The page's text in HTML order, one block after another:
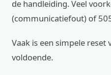
de handleiding. Veel
(communicatiefout) of
Vaak is een simpele reset
voldoende.